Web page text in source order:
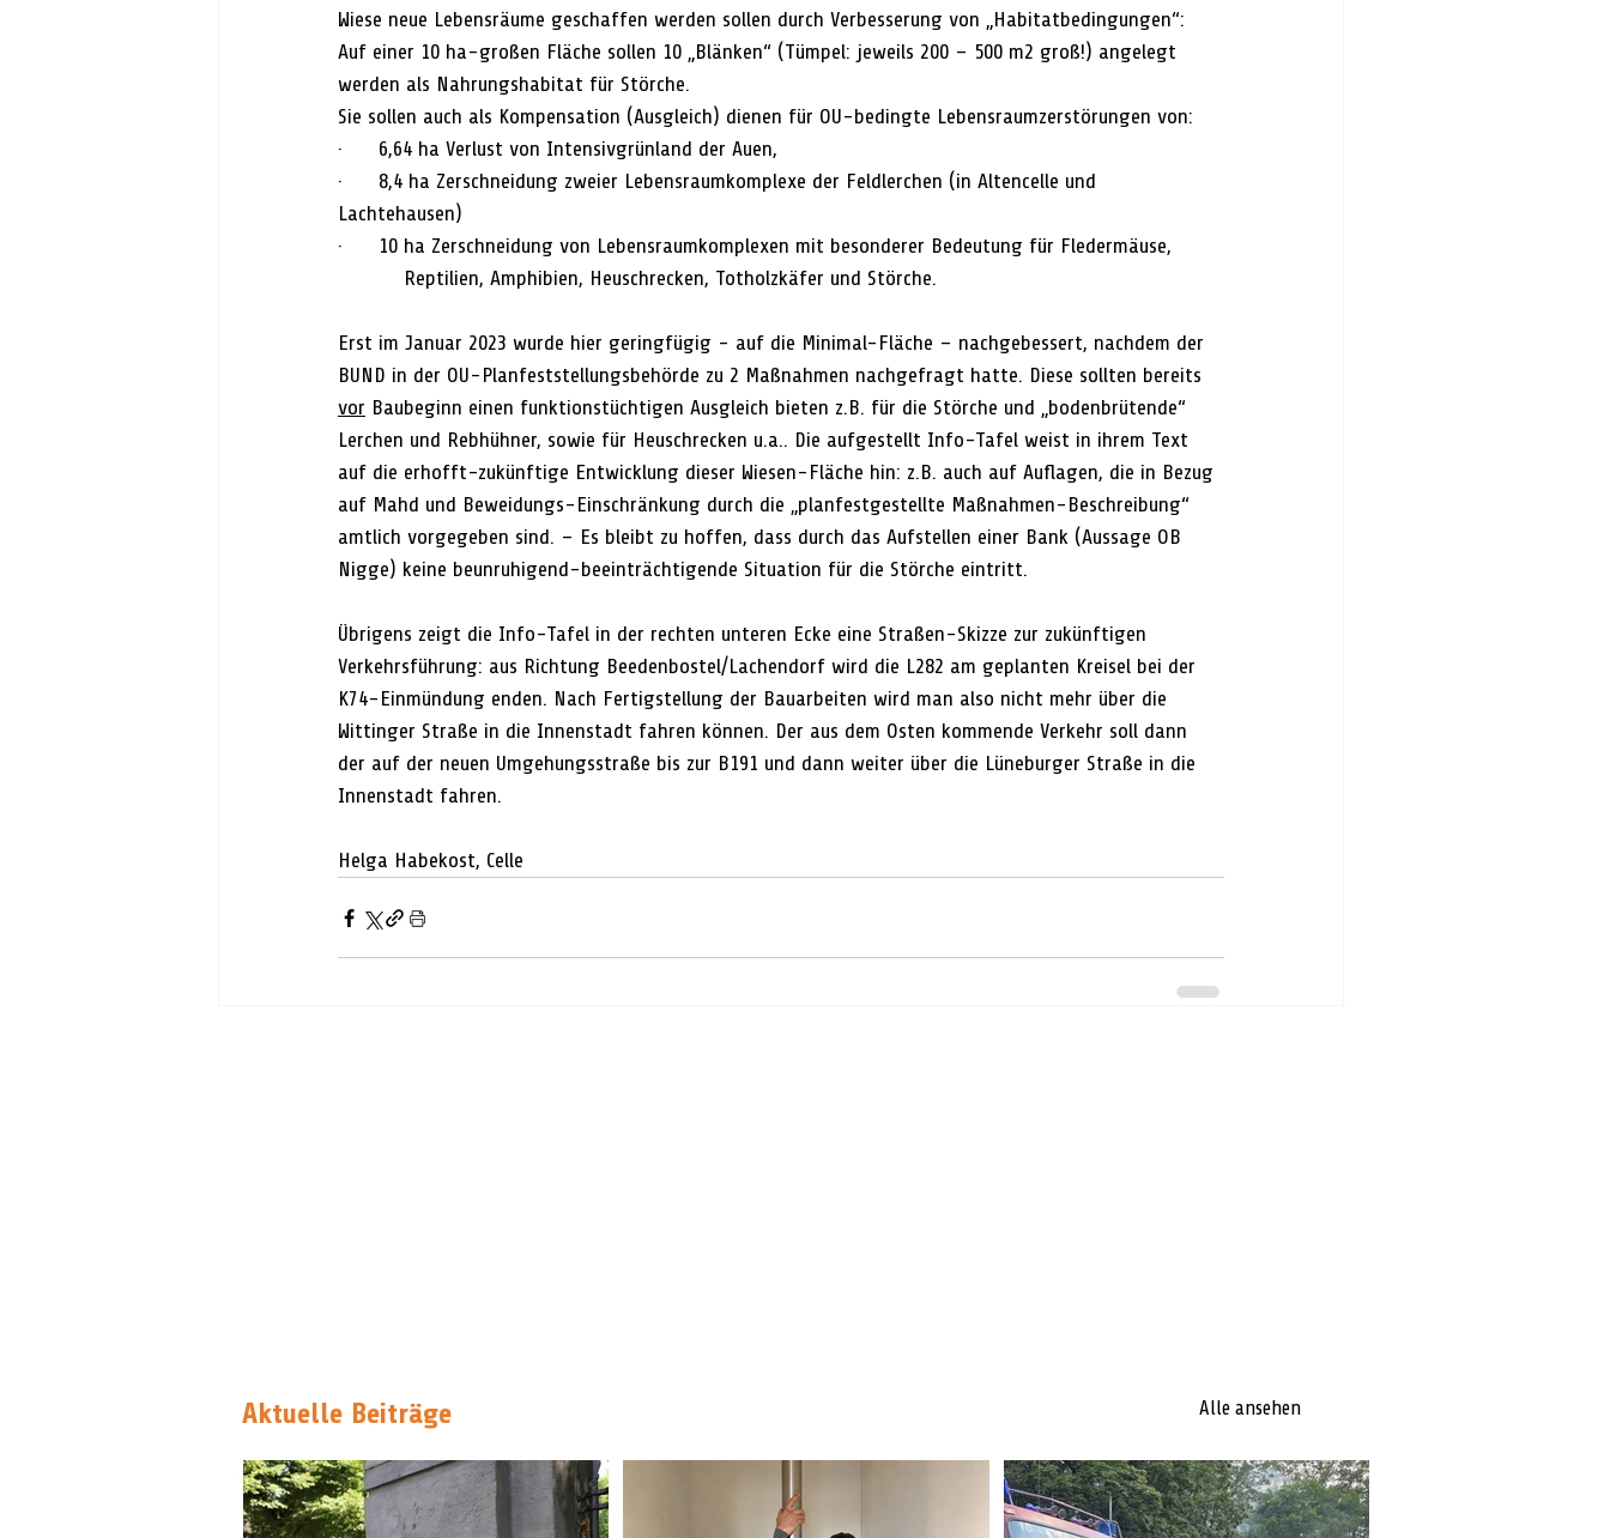
Wiese neue Lebensräume geschaffen werden sollen durch Verbesserung von „Habitatbedingungen“:
Auf einer 10 ha-großen Fläche sollen 10 „Blänken“ (Tümpel: jeweils 200 – 500 m2 groß!) angelegt
werden als Nahrungshabitat für Störche.
Sie sollen auch als Kompensation (Ausgleich) dienen für OU-bedingte Lebensraumzerstörungen von:
·      6,64 ha Verlust von Intensivgrünland der Auen,
·      8,4 ha Zerschneidung zweier Lebensraumkomplexe der Feldlerchen (in Altencelle und
Lachtehausen)
·      10 ha Zerschneidung von Lebensraumkomplexen mit besonderer Bedeutung für Fledermäuse,
           Reptilien, Amphibien, Heuschrecken, Totholzkäfer und Störche.
Erst im Januar 2023 wurde hier geringfügig - auf die Minimal-Fläche – nachgebessert, nachdem der
BUND in der OU-Planfeststellungsbehörde zu 2 Maßnahmen nachgefragt hatte. Diese sollten bereits
vor Baubeginn einen funktionstüchtigen Ausgleich bieten z.B. für die Störche und „bodenbrütende“
Lerchen und Rebhühner, sowie für Heuschrecken u.a.. Die aufgestellt Info-Tafel weist in ihrem Text
auf die erhofft-zukünftige Entwicklung dieser Wiesen-Fläche hin: z.B. auch auf Auflagen, die in Bezug
auf Mahd und Beweidungs-Einschränkung durch die „planfestgestellte Maßnahmen-Beschreibung“
amtlich vorgegeben sind. – Es bleibt zu hoffen, dass durch das Aufstellen einer Bank (Aussage OB
Nigge) keine beunruhigend-beeinträchtigende Situation für die Störche eintritt.
Übrigens zeigt die Info-Tafel in der rechten unteren Ecke eine Straßen-Skizze zur zukünftigen
Verkehrsführung: aus Richtung Beedenbostel/Lachendorf wird die L282 am geplanten Kreisel bei der
K74-Einmündung enden. Nach Fertigstellung der Bauarbeiten wird man also nicht mehr über die
Wittinger Straße in die Innenstadt fahren können. Der aus dem Osten kommende Verkehr soll dann
der auf der neuen Umgehungsstraße bis zur B191 und dann weiter über die Lüneburger Straße in die
Innenstadt fahren.
Helga Habekost, Celle
Aktuelle Beiträge Alle ansehen